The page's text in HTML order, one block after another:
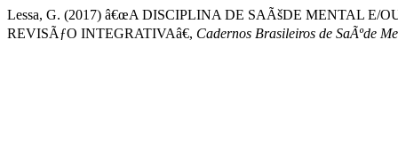
Lessa, G. (2017) â€œA DISCIPLINA DE SAÃšDE MENTAL E/
REVISÃƒO INTEGRATIVAâ€, Cadernos Brasileiros de SaÃºde